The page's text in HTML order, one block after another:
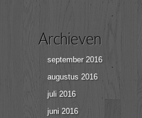
Archieven
september 2016
augustus 2016
juli 2016
juni 2016